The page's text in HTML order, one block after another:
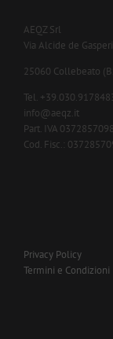
AEQZ Srl
Via Alcide de
25060 Collebeato
Tel.
info@aeqz.it
Part. IVA
Cod. Fisc.:
Privacy Policy
Termini e Condizioni